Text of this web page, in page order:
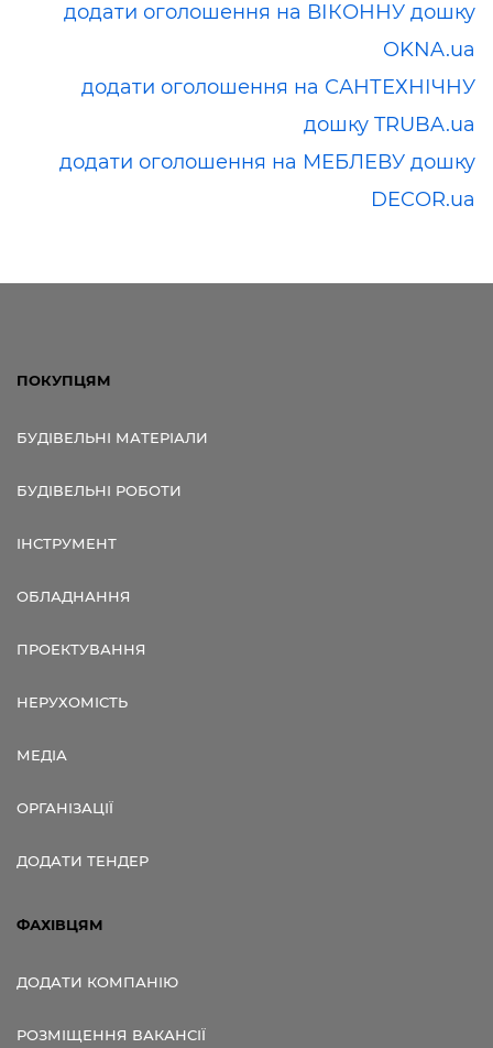
додати оголошення на ВІКОННУ дошку
OKNA.ua
додати оголошення на САНТЕХНІЧНУ
дошку TRUBA.ua
додати оголошення на МЕБЛЕВУ дошку
DECOR.ua
ПОКУПЦЯМ
БУДІВЕЛЬНІ МАТЕРІАЛИ
БУДІВЕЛЬНІ РОБОТИ
ІНСТРУМЕНТ
ОБЛАДНАННЯ
ПРОЕКТУВАННЯ
НЕРУХОМІСТЬ
МЕДІА
ОРГАНІЗАЦІЇ
ДОДАТИ ТЕНДЕР
ФАХІВЦЯМ
ДОДАТИ КОМПАНІЮ
РОЗМІЩЕННЯ ВАКАНСІЇ